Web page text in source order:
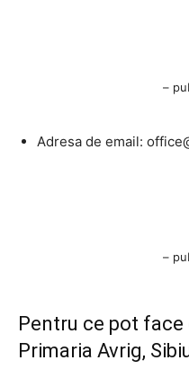
–
Adresa de email:
–
Pentru ce pot
Primaria Avrig,